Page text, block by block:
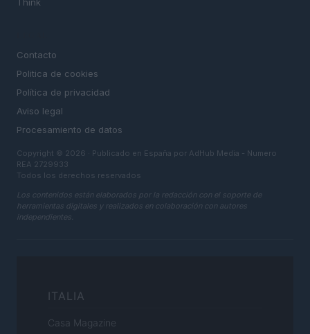
Contacto
Politica de cookies
Política de privacidad
Aviso legal
Procesamiento de datos
Copyright © 2026 · Publicado en España por AdHub Media - Numero
REA 2729933
Todos los derechos reservados
Los contenidos están elaborados por la redacción con el soporte de
herramientas digitales y realizados en colaboración con autores
independientes.
ITALIA
Casa Magazine